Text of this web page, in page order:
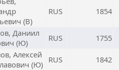
(В)
RUS 1854
Даниил
(Ю)
RUS 1755
Алексей
(Ю)
RUS 1842